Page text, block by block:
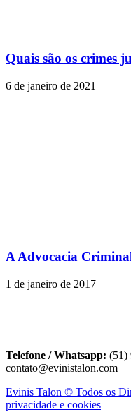
Quais são os crimes
6 de janeiro de 2021
A Advocacia
1 de janeiro de 2017
Telefone / Whatsapp: (51)
contato@evinistalon.com
Evinis Talon © Todos os
privacidade e cookies